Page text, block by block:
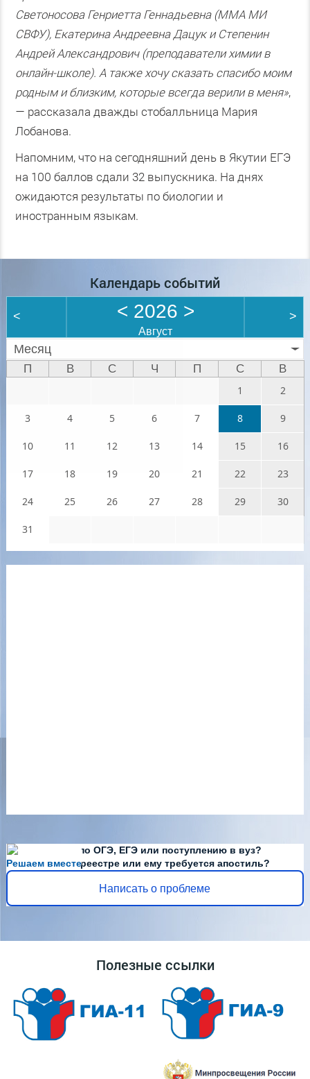
Светоносова Генриетта Геннадьевна (ММА МИ
СВФУ), Екатерина Андреевна Дацук и Степенин
Андрей Александрович (преподаватели химии в
онлайн-школе). А также хочу сказать спасибо моим
родным и близким, которые всегда верили в меня»,
— рассказала дважды стобалльница Мария
Лобанова.
Напомним, что на сегодняшний день в Якутии ЕГЭ
на 100 баллов сдали 32 выпускника. На днях
ожидаются результаты по биологии и
иностранным языкам.
Календарь событий
< < 2026 >
Август
>
Месяц
П В С Ч П С
В
1
2
3 4 5 6 7 8 9
10 11 12 13 14 15 16
17 18 19 20 21 22 23
24 25 26 27 28 29 30
31
Решаем вместе
Есть вопросы по ОГЭ, ЕГЭ или поступлению в вуз?
Диплома нет в реестре или ему требуется апостиль?
Написать о проблеме
Полезные ссылки